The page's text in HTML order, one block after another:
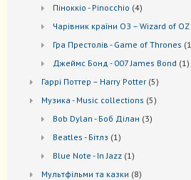
Піноккіо - Pinocchio 44
Чарівник країни ОЗ – Wizard of OZ
Гра Престолів - Game of Thrones 1
Джеймс Бонд - 007 James Bond 1 1
Гаррі Поттер – Harry Potter 55
Музика - Music collections 55
Bob Dylan - Боб Ділан 33
Beatles - Бітлз 1 1
Blue Note - In Jazz 1 1
Мультфільми та казки 88